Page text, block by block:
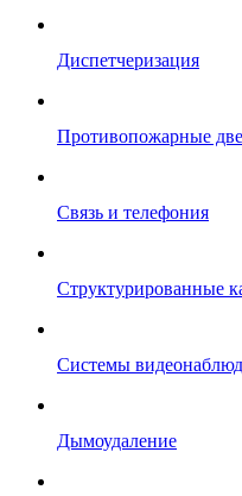
Диспетчеризация
Противопожарные
Связь и телефония
Структурированные
Системы
Дымоудаление